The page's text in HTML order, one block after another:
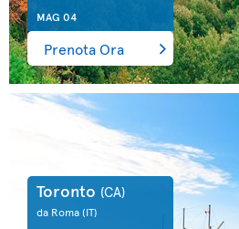
MAG 04
Prenota Ora
Toronto (CA)
da Roma(IT)